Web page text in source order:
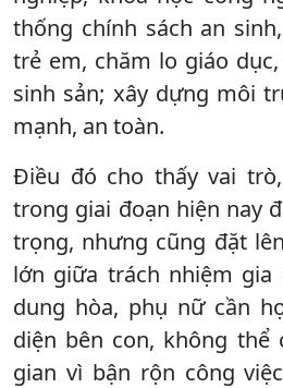
thống chính sách an
trẻ em, chăm lo giáo
sinh sản; xây dựng môi
mạnh, an toàn.
Điều đó cho thấy vai
trong giai đoạn hiện nay
trọng, nhưng cũng đặt
lớn giữa trách nhiệm
dung hòa, phụ nữ cần
diện bên con, không thể
gian vì bận rộn công